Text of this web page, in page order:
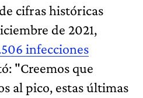
cifras históricas
de 2021,
infecciones
"Creemos que
al pico, estas últimas